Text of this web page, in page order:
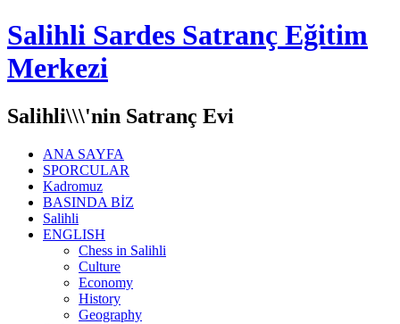
Salihli Sardes Satranç Eğitim
Merkezi
Salihli\\\'nin Satranç Evi
ANA SAYFA
SPORCULAR
Kadromuz
BASINDA BİZ
Salihli
ENGLISH
Chess in Salihli
Culture
Economy
History
Geography